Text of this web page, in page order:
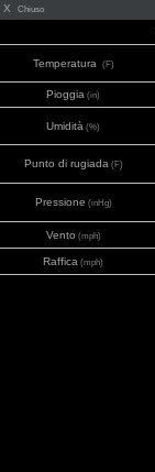
X Chiuso
Temperatura (F)
Pioggia (in)
Umidità (%)
Punto di rugiada(F)
Pressione (inHg)
Vento (mph)
Raffica (mph)